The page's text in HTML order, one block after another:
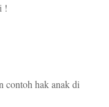
!
contoh hak anak di